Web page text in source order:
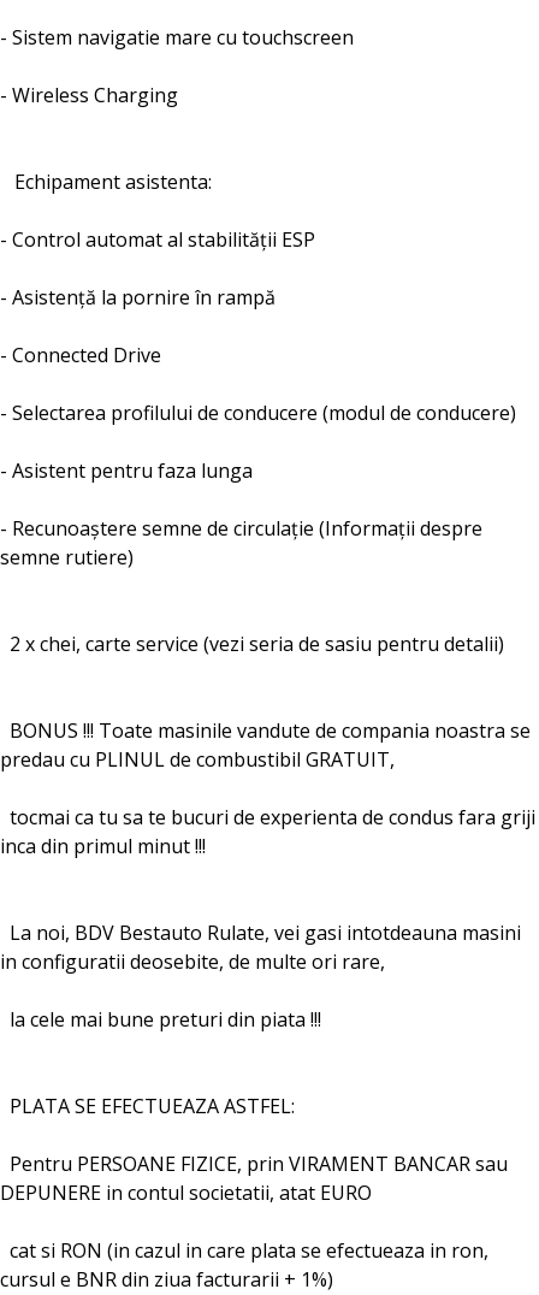
- Sistem navigatie mare cu touchscreen
- Wireless Charging
Echipament asistenta:
- Control automat al stabilității ESP
- Asistență la pornire în rampă
- Connected Drive
- Selectarea profilului de conducere (modul de conducere)
- Asistent pentru faza lunga
- Recunoaștere semne de circulație (Informații despre
semne rutiere)
2 x chei, carte service (vezi seria de sasiu pentru detalii)
BONUS !!! Toate masinile vandute de compania noastra se
predau cu PLINUL de combustibil GRATUIT,
tocmai ca tu sa te bucuri de experienta de condus fara griji
inca din primul minut !!!
La noi, BDV Bestauto Rulate, vei gasi intotdeauna masini
in configuratii deosebite, de multe ori rare,
la cele mai bune preturi din piata !!!
PLATA SE EFECTUEAZA ASTFEL:
Pentru PERSOANE FIZICE, prin VIRAMENT BANCAR sau
DEPUNERE in contul societatii, atat EURO
cat si RON (in cazul in care plata se efectueaza in ron,
cursul e BNR din ziua facturarii + 1%)